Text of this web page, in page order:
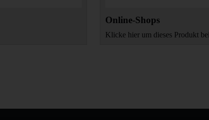
Online-Shops
Klicke hier um dieses Produkt